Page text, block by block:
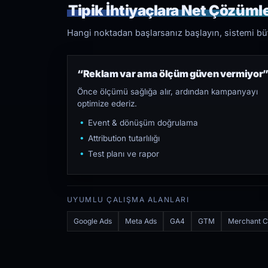
Tipik İhtiyaçlara Net
Hangi noktadan başlarsanız başlayın, sistemi
“Reklam var ama ölçüm güven
Önce ölçümü sağlığa alır, ardından kampanyayı
optimize ederiz.
Event & dönüşüm doğrulama
Attribution tutarlılığı
Test planı ve rapor
UYUMLU ÇALIŞMA ALANLARI
Google Ads Meta Ads GA4 GTM Merchant